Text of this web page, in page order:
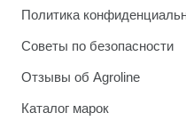
Политика
Советы по безопасности
Отзывы об Agroline
Каталог марок